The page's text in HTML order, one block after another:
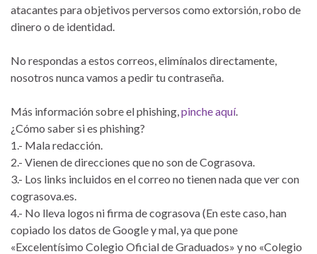
atacantes para objetivos perversos como extorsión, robo de
dinero o de identidad.
No respondas a estos correos, elimínalos directamente,
nosotros nunca vamos a pedir tu contraseña.
Más información sobre el phishing, pinche aquí.
¿Cómo saber si es phishing?
1.- Mala redacción.
2.- Vienen de direcciones que no son de Cograsova.
3.- Los links incluidos en el correo no tienen nada que ver con
cograsova.es.
4.- No lleva logos ni firma de cograsova (En este caso, han
copiado los datos de Google y mal, ya que pone
«Excelentísimo Colegio Oficial de Graduados» y no «Colegio